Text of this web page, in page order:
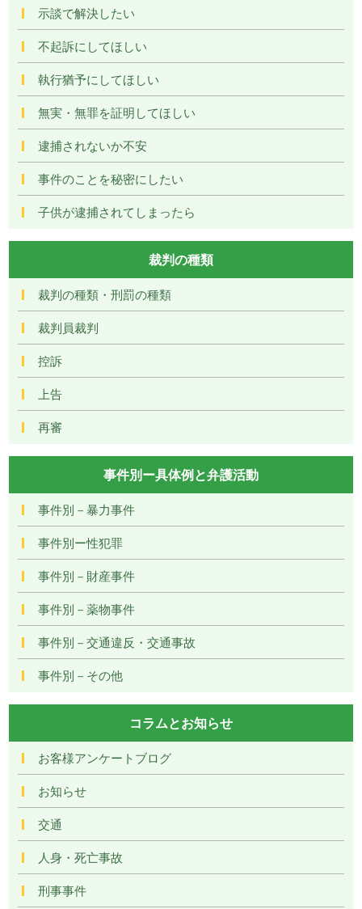
示談で解決したい
不起訴にしてほしい
執行猶予にしてほしい
無実・無罪を証明してほしい
逮捕されないか不安
事件のことを秘密にしたい
子供が逮捕されてしまったら
裁判の種類
裁判の種類・刑罰の種類
裁判員裁判
控訴
上告
再審
事件別ー具体例と弁護活動
事件別－暴力事件
事件別ー性犯罪
事件別－財産事件
事件別－薬物事件
事件別－交通違反・交通事故
事件別－その他
コラムとお知らせ
お客様アンケートブログ
お知らせ
交通
人身・死亡事故
刑事事件